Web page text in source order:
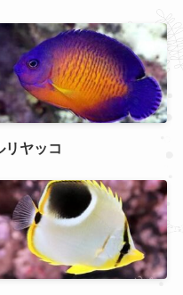
リヤッコ